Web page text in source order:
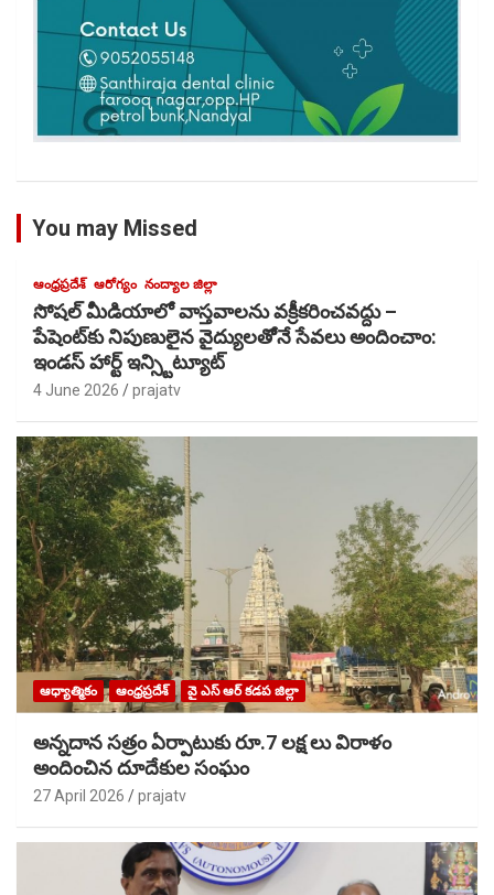
You may Missed
ఆంధ్రప్రదేశ్ ఆరోగ్యం నంద్యాల జిల్లా
సోషల్ మీడియాలో వాస్తవాలను వక్రీకరించవద్దు –
పేషెంట్‌కు నిపుణులైన వైద్యులతోెనే సేవలు అందించాం:
ఇండస్ హార్ట్ ఇన్స్టిట్యూట్
4 June 2026 prajatv
ఆధ్యాత్మికం ఆంధ్రప్రదేశ్ వై ఎస్ ఆర్ కడప జిల్లా
అన్నదాన సత్రం ఏర్పాటుకు రూ.7 లక్ష లు విరాళం
అందించిన దూదేకుల సంఘం
27 April 2026 prajatv